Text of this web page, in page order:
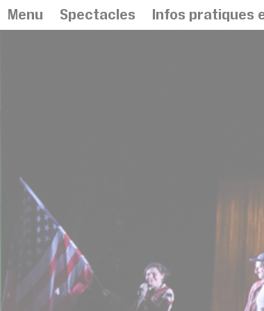
Menu Spectacles Infos pratiques
Panneau de gestion des cookies